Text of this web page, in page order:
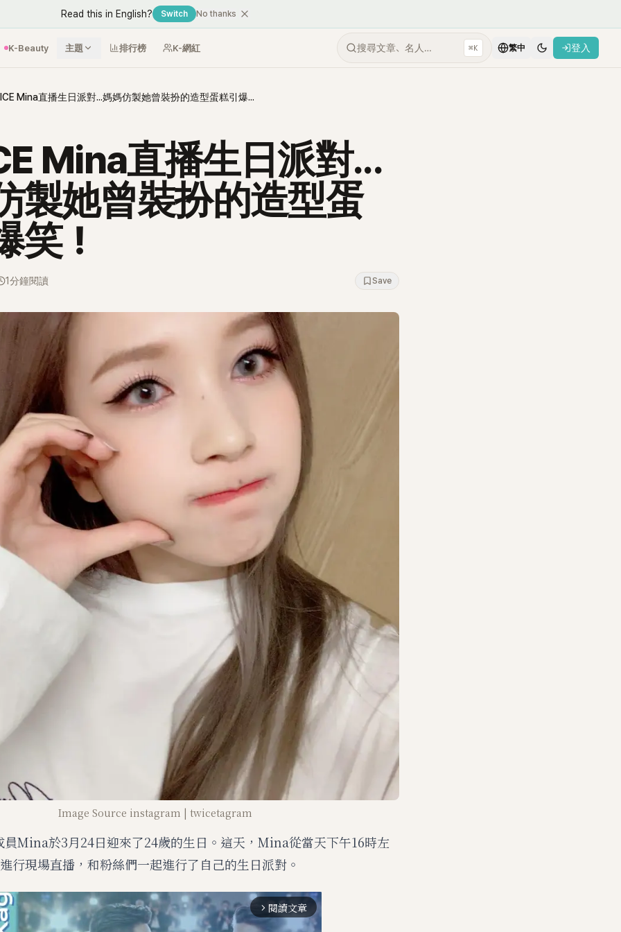
Read this in English? Switch No thanks
K-Beauty 主題 排行榜 K-網紅 搜尋文章、名人… ⌘K 繁中 登入
TWICE Mina直播生日派對...媽媽仿製她曾裝扮的造型蛋糕引爆笑！
Mina直播生日派對...
製她曾裝扮的造型蛋
笑！
1分鐘閱讀 Save
Image Source instagram | twicetagram
Mina於3月24日迎來了24歲的生日。這天，Mina從當天下午16時左
行現場直播，和粉絲們一起進行了自己的生日派對。
arrow_forward_ios 閱讀文章